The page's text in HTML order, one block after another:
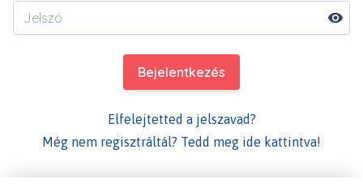
Bejelentkezés
Elfelejtetted a jelszavad?
Még nem regisztráltál? Tedd meg ide kattintva!